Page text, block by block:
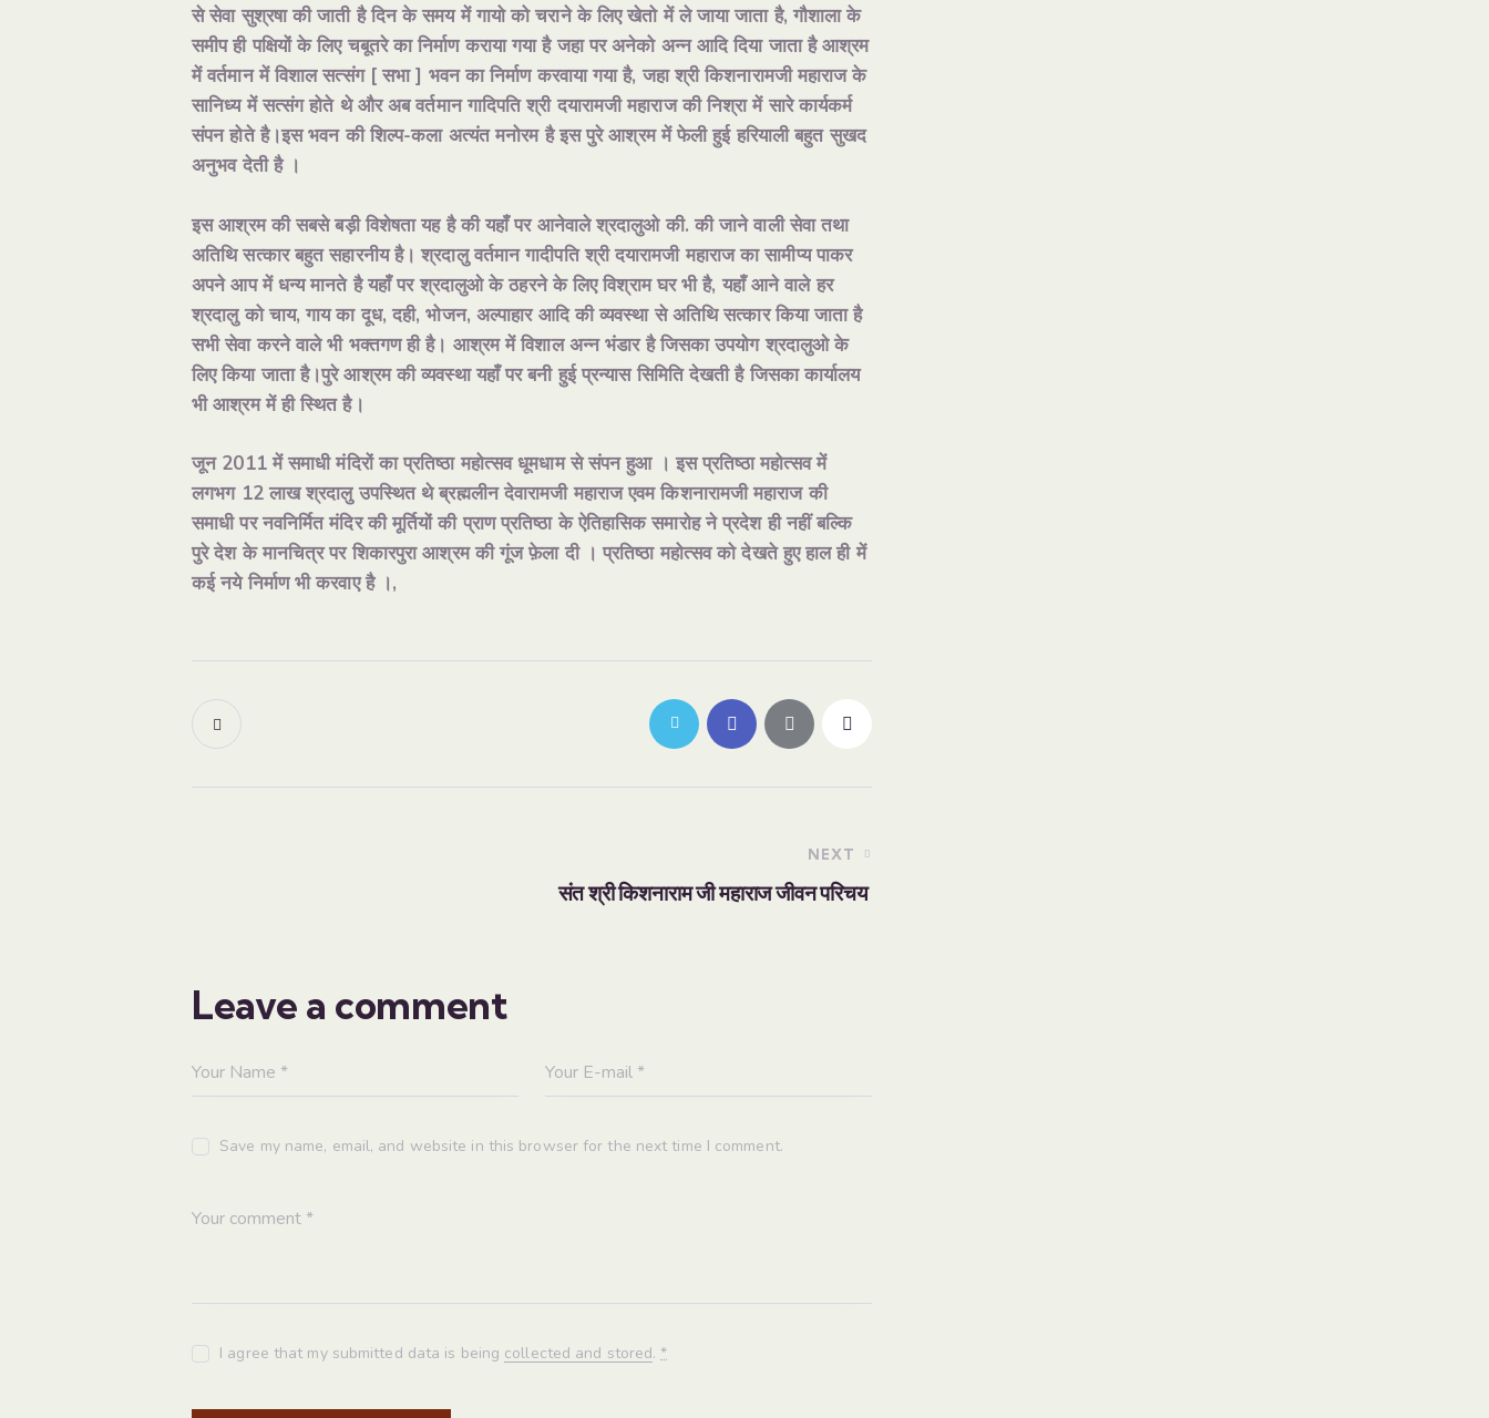
से सेवा सुश्रषा की जाती है दिन के समय में गायो को चराने के लिए खेतो में ले जाया जाता है, गौशाला के
समीप ही पक्षियों के लिए चबूतरे का निर्माण कराया गया है जहा पर अनेको अन्न आदि दिया जाता है आश्रम
में वर्तमान में विशाल सत्संग [ सभा ] भवन का निर्माण करवाया गया है, जहा श्री किशनारामजी महाराज के
सानिध्य में सत्संग होते थे और अब वर्तमान गादिपति श्री दयारामजी महाराज की निश्रा में सारे कार्यकर्म
संपन होते है।इस भवन की शिल्प-कला अत्यंत मनोरम है इस पुरे आश्रम में फेली हुई हरियाली बहुत सुखद
अनुभव देती है ।
इस आश्रम की सबसे बड़ी विशेषता यह है की यहाँ पर आनेवाले श्रदालुओ की. की जाने वाली सेवा तथा
अतिथि सत्कार बहुत सहारनीय है। श्रदालु वर्तमान गादीपति श्री दयारामजी महाराज का सामीप्य पाकर
अपने आप में धन्य मानते है यहाँ पर श्रदालुओ के ठहरने के लिए विश्राम घर भी है, यहाँ आने वाले हर
श्रदालु को चाय, गाय का दूध, दही, भोजन, अल्पाहार आदि की व्यवस्था से अतिथि सत्कार किया जाता है
सभी सेवा करने वाले भी भक्तगण ही है। आश्रम में विशाल अन्न भंडार है जिसका उपयोग श्रदालुओ के
लिए किया जाता है।पुरे आश्रम की व्यवस्था यहाँ पर बनी हुई प्रन्यास सिमिति देखती है जिसका कार्यालय
भी आश्रम में ही स्थित है।
जून 2011 में समाधी मंदिरों का प्रतिष्ठा महोत्सव धूमधाम से संपन हुआ । इस प्रतिष्ठा महोत्सव में
लगभग 12 लाख श्रदालु उपस्थित थे ब्रह्मलीन देवारामजी महाराज एवम किशनारामजी महाराज की
समाधी पर नवनिर्मित मंदिर की मूर्तियों की प्राण प्रतिष्ठा के ऐतिहासिक समारोह ने प्रदेश ही नहीं बल्कि
पुरे देश के मानचित्र पर शिकारपुरा आश्रम की गूंज फ़ेला दी । प्रतिष्ठा महोत्सव को देखते हुए हाल ही में
कई नये निर्माण भी करवाए है ।,
NEXT
संत श्री किशनाराम जी महाराज जीवन परिचय
Leave a comment
Save my name, email, and website in this browser for the next time I comment.
I agree that my submitted data is being collected and stored.*